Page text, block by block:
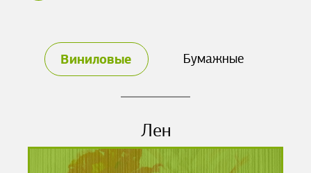
Виниловые Бумажные
Лен